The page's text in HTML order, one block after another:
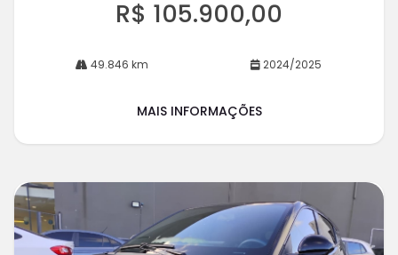
R$ 105.900,00
49.846 km 2024/2025
MAIS INFORMAÇÕES